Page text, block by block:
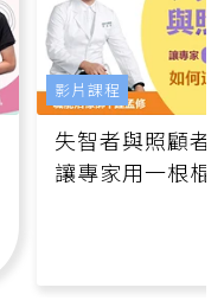
失智者與照顧者
讓專家用一根棍
影片課程